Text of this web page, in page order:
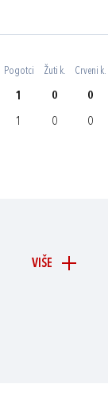
Pogotci Žuti k. Crveni k.
1 0 0
1 0 0
VIŠE